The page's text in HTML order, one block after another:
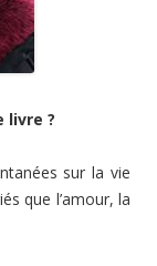
livre ?
sur la vie
que l’amour, la